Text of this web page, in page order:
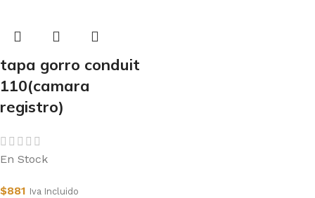
tapa gorro conduit
110(camara
registro)
En Stock
$881 Iva Incluido